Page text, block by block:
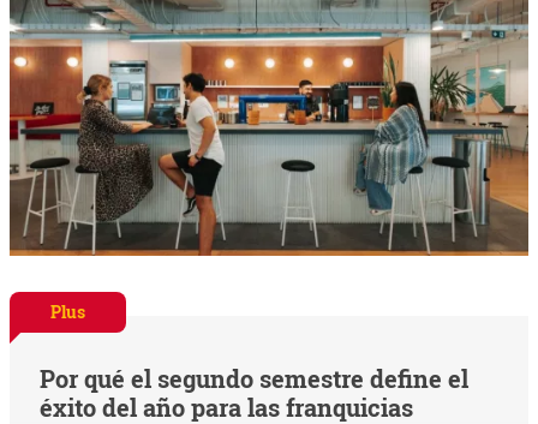
Plus
Por qué el segundo semestre define el
éxito del año para las franquicias